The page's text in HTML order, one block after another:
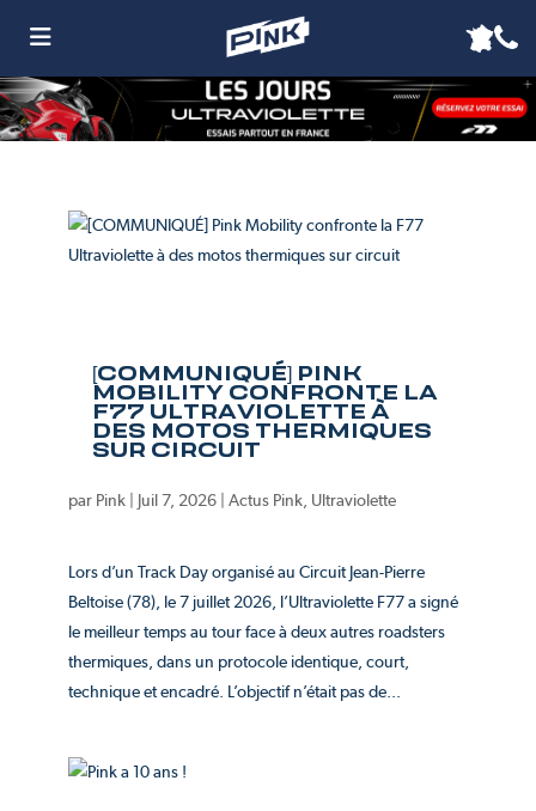
[COMMUNIQUÉ] PINK
MOBILITY CONFRONTE LA
F77 ULTRAVIOLETTE À
DES MOTOS THERMIQUES
SUR CIRCUIT
par Pink| Juil 7, 2026| Actus Pink, Ultraviolette
Lors d’un Track Day organisé au Circuit Jean-Pierre
Beltoise (78), le 7 juillet 2026, l’Ultraviolette F77 a signé
le meilleur temps au tour face à deux autres roadsters
thermiques, dans un protocole identique, court,
technique et encadré. L’objectif n’était pas de...